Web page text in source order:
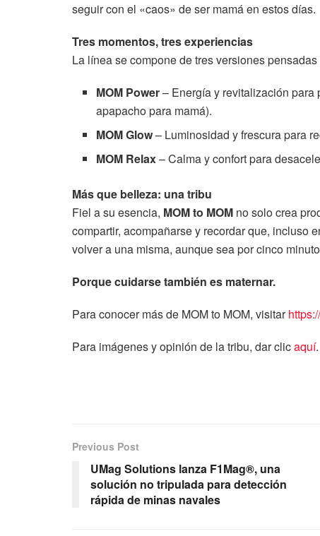
seguir con el «caos» de ser mamá en estos días.
Tres momentos, tres experiencias
La línea se compone de tres versiones
MOM Power– Energía y revitalización para
apapacho para mamá).
MOM Glow– Luminosidad y frescura para
MOM Relax– Calma y confort para
Más que belleza: una tribu
Fiel a su esencia, MOM to MOM no solo crea
compartir, acompañarse y recordar que, incluso
volver a una misma, aunque sea por cinco
Porque cuidarse también es maternar.
Para conocer más de MOM to MOM, visitar
Para imágenes y opinión de la tribu, dar clicaquí.
Previous Post
UMag Solutions lanza F1Mag®, una
solución no tripulada para detección
rápida de minas navales